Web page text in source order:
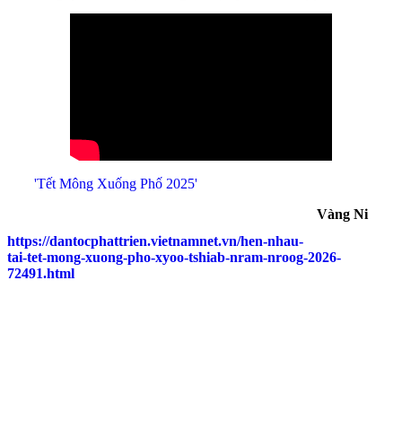
'Tết Mông Xuống Phố 2025'
Vàng Ni
https://dantocphattrien.vietnamnet.vn/hen-nhau-
tai-tet-mong-xuong-pho-xyoo-tshiab-nram-nroog-2026-
72491.html